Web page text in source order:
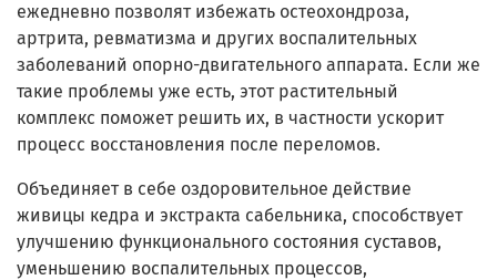
ежедневно позволят избежать остеохондроза,
артрита, ревматизма и других воспалительных
заболеваний опорно­-двигательного аппарата. Если же
такие проблемы уже есть, этот растительный
комплекс поможет решить их, в частности ускорит
процесс восстановления после переломов.
Объединяет в себе оздоровительное действие
живицы кедра и экстракта сабельника, способствует
улучшению функционального состояния суставов,
уменьшению воспалительных процессов,